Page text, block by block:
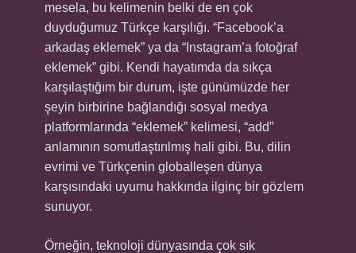
mesela, bu kelimenin belki de en çok
duyduğumuz Türkçe karşılığı. “Facebook’a
arkadaş eklemek” ya da “Instagram’a fotoğraf
eklemek” gibi. Kendi hayatımda da sıkça
karşılaştığım bir durum, işte günümüzde her
şeyin birbirine bağlandığı sosyal medya
platformlarında “eklemek” kelimesi, “add”
anlamının somutlaştırılmış hali gibi. Bu, dilin
evrimi ve Türkçenin globalleşen dünya
karşısındaki uyumu hakkında ilginç bir gözlem
sunuyor.
Örneğin, teknoloji dünyasında çok sık